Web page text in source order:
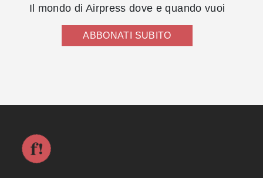
Il mondo di Airpress dove e quando vuoi
ABBONATI SUBITO